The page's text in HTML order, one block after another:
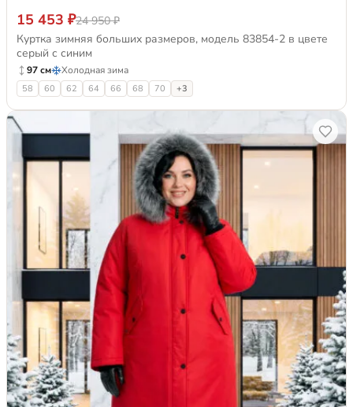
15 453 ₽24 950 ₽
Куртка зимняя больших размеров, модель 83854-2 в цвете
серый с синим
97 см Холодная зима
58 60 62 64 66 68 70 +3